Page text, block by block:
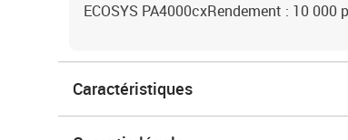
ECOSYS PA4000cxRendement : 10 000
Caractéristiques